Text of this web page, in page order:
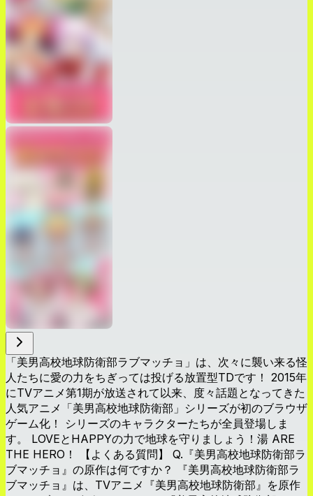
「美男高校地球防衛部ラブマッチョ」は、次々に襲い来る怪
人たちに愛の力をちぎっては投げる放置型TDです！ 2015年
にTVアニメ第1期が放送されて以来、度々話題となってきた
人気アニメ「美男高校地球防衛部」シリーズが初のブラウザ
ゲーム化！ シリーズのキャラクターたちが全員登場しま
す。 LOVEとHAPPYの力で地球を守りましょう！湯 ARE
THE HERO！ 【よくある質問】 Q.『美男高校地球防衛部ラ
ブマッチョ』の原作は何ですか？ 『美男高校地球防衛部ラ
ブマッチョ』は、TVアニメ『美男高校地球防衛部』を原作